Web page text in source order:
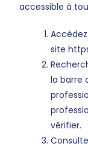
accessible à
site
la barre
vérifier.